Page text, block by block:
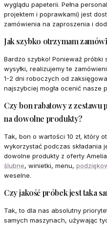
wyglądu papeterii. Pełna
projektem i poprawkami) jest
zamówienia na zaproszenia i
Jak szybko otrzymam
Bardzo szybko! Ponieważ
wysyłki, realizujemy te
1-2 dni roboczych od
najszybciej mogła ocenić nasze
Czy bon rabatowy z
na dowolne produkty?
Tak, bon o wartości 10 zł, który
wykorzystać podczas składania
dowolne produkty z oferty
ślubne, winietki, menu,
weselne.
Czy jakość próbek jest taka
Tak, to dla nas absolutny
samych maszynach, używając